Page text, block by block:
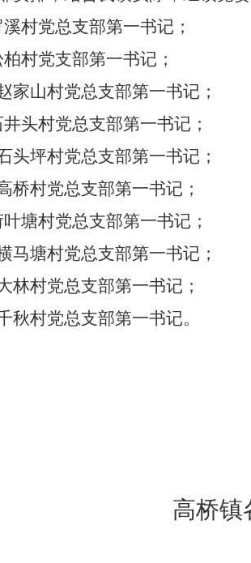
村党总支部第一书记；
村党支部第一书记；
家山村党总支部第一书记；
头村党总支部第一书记；
头坪村党总支部第一书记；
桥村党总支部第一书记；
塘村党总支部第一书记；
马塘村党总支部第一书记；
林村党总支部第一书记；
秋村党总支部第一书记。
中
高桥镇